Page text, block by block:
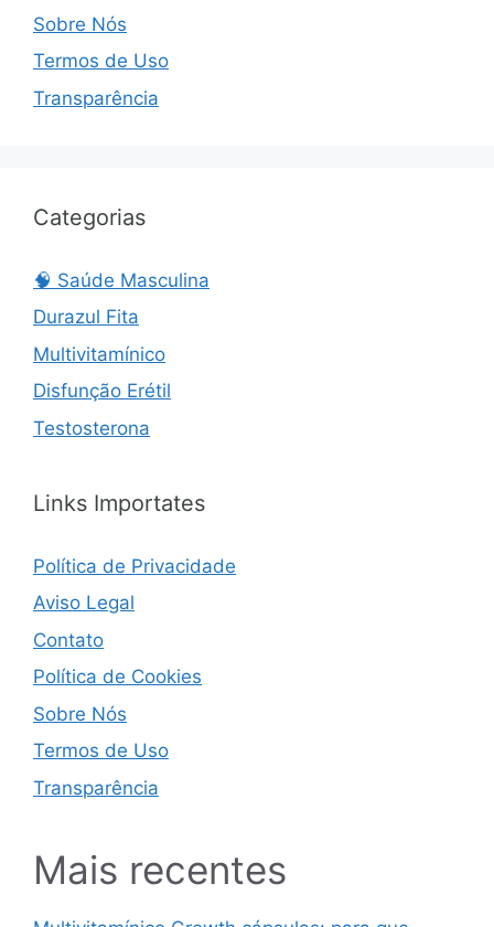
Sobre Nós
Termos de Uso
Transparência
Categorias
🧠 Saúde Masculina
Durazul Fita
Multivitamínico
Disfunção Erétil
Testosterona
Links Importates
Política de Privacidade
Aviso Legal
Contato
Política de Cookies
Sobre Nós
Termos de Uso
Transparência
Mais recentes